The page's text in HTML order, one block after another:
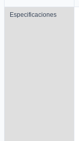
Especificaciones